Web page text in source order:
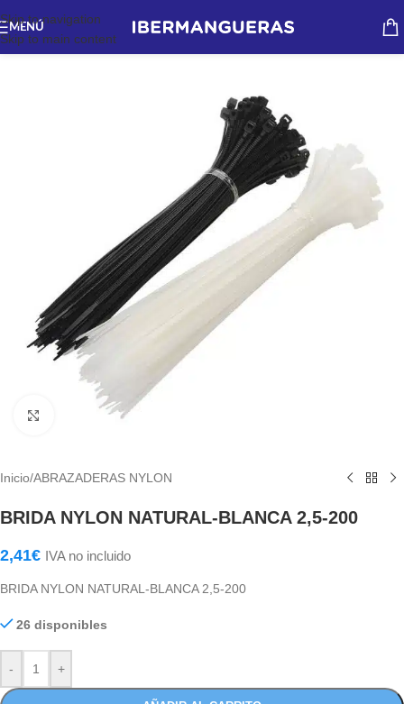
Skip to navigation
Skip to main content
MENÚ
Haga Click para agrandar
Inicio/ABRAZADERAS NYLON
BRIDA NYLON NATURAL-BLANCA 2,5-200
2,41€ IVA no incluido
BRIDA NYLON NATURAL-BLANCA 2,5-200
26 disponibles
- +